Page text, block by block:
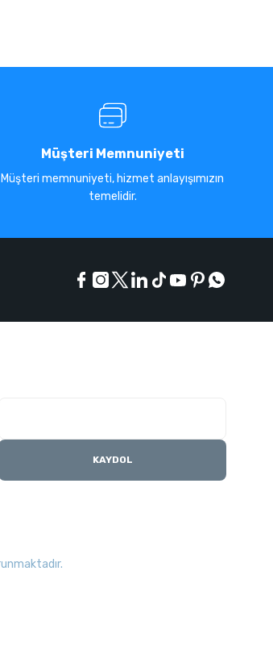
Müşteri Memnuniyeti
Müşteri memnuniyeti, hizmet anlayışımızın
temelidir.
KAYDOL